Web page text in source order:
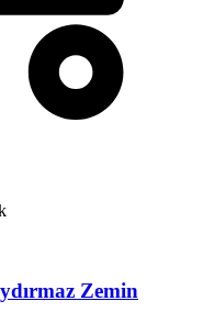
Zemin